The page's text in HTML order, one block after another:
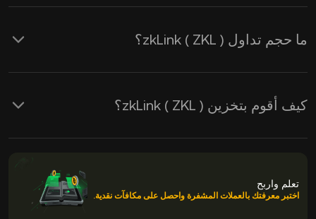
ما حجم تداول zkLink ( ZKL )؟
كيف أقوم بتخزين zkLink ( ZKL )؟
تعلم واربح
اختبر معرفتك بالعملات المشفرة واحصل على مكافآت نقدية.